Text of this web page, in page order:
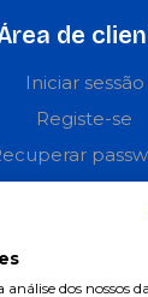
de
Iniciar sessão
Registe-se
Informações
dos nossos